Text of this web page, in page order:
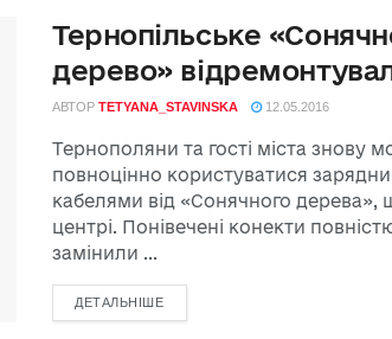
Тернопільське
дерево»
АВТОР TETYANA_STAVINSKA 12.05.2016
Тернополяни та гості міста знову
повноцінно користуватися
кабелями від «Сонячного дерева»,
центрі. Понівечені конекти
замінили ...
ДЕТАЛЬНІШЕ